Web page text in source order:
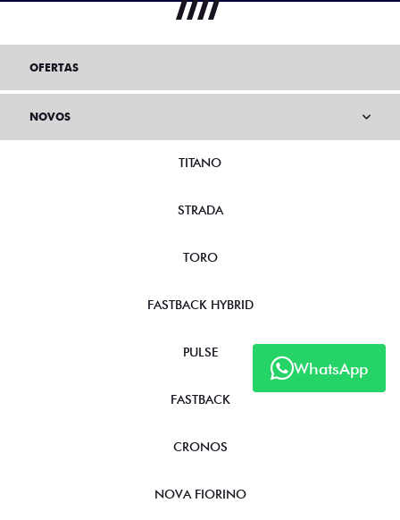
WhatsApp
OFERTAS
NOVOS
TITANO
STRADA
TORO
FASTBACK HYBRID
PULSE
FASTBACK
CRONOS
NOVA FIORINO